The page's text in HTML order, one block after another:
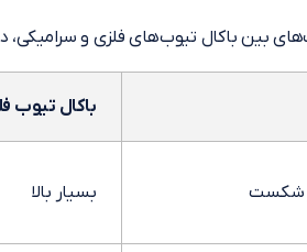
بین باکال تیوب‌های فلزی و
باکال تیوب
شکست بسیار بالا